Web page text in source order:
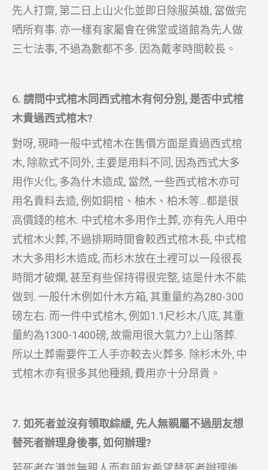
先人打齋, 第二日上山火化並即日除服英雄, 當做完
哂所有事. 亦一樣有家屬會在佛堂或道館為先人做
三七法事, 不過為數都不多. 因為戴孝時間較長。
6. 請問中式棺木同西式棺木有何分別, 是否中式棺
木貴過西式棺木?
對呀, 現時一般中式棺木在售價方面是貴過西式棺
木, 除款式不同外, 主要是用料不同, 因為西式大多
用作火化, 多為什木造成, 當然, 一些西式棺木亦可
用名貴料去造, 例如銅棺、柚木、柏木等…都是很
高價錢的棺木. 中式棺木多用作土葬, 亦有先人用中
式棺木火葬, 不過排期時間會較西式棺木長, 中式棺
木大多用杉木造成, 而杉木放在土裡可以一段很長
時間才破爛, 甚至有些保持得很完整, 這是什木不能
做到. 一般什木例如什木方箱, 其重量約為280-300
磅左右. 而一件中式棺木, 例如1.1尺杉木八底, 其重
量約為1300-1400磅, 故需用很大氣力?上山落葬.
所以土葬需要仵工人手亦較去火葬多. 除杉木外, 中
式棺木亦有很多其他種類, 費用亦十分昂貴。
7. 如死者並沒有領取綜緩, 先人無親屬不過朋友想
替死者辦理身後事, 如何辦理?